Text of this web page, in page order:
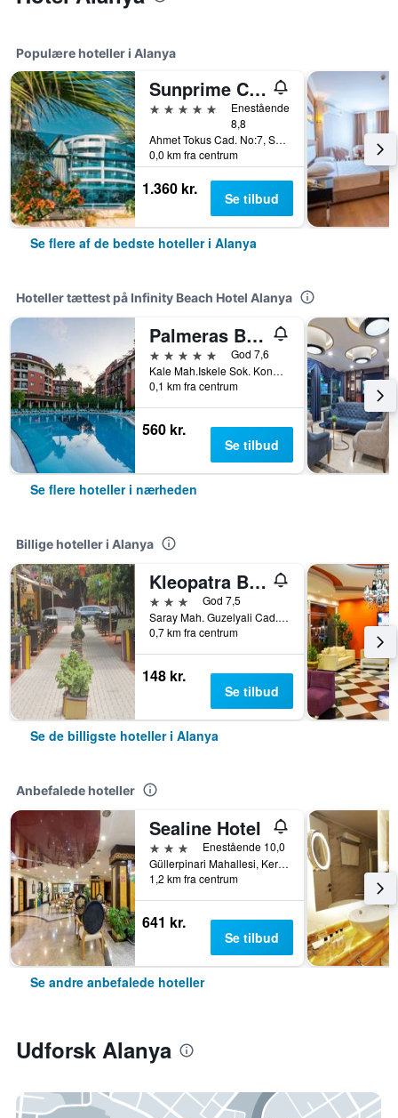
Populære hoteller i Alanya
Sunprime C-Lounge Hotel - Adults Only
5 stjerner
Enestående
8,8
Ahmet Tokus Cad. No:7, Sok. No:1, Alanya, Tyrkiet
0,0 km fra centrum
1.360 kr. Se tilbud
Se flere af de bedste hoteller i Alanya
Hoteller tættest på Infinity Beach Hotel Alanya
Palmeras Beach Hotel
5 stjerner
God 7,6
Kale Mah.Iskele Sok. Konakli-Alanya 7, 7, Alanya, Tyrkiet
0,1 km fra centrum
560 kr.
Se tilbud
Se flere hoteller i nærheden
Billige hoteller i Alanya
Kleopatra Bavyera Hotel.
3 stjernerGod 7,5
Saray Mah. Guzelyali Cad., Bebek Sok. No.1, Alanya, Tyrkiet
0,7 km fra centrum
148 kr.
Se tilbud
Se de billigste hoteller i Alanya
Anbefalede hoteller
Sealine Hotel
3 stjernerEnestående 10,0
Güllerpinari Mahallesi, Kerim Kaptanlar Caddesi, 20-22, Alanya, Tyrkiet
1,2 km fra centrum
641 kr.
Se tilbud
Se andre anbefalede hoteller
Udforsk Alanya